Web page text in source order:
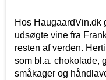
Hos HaugaardVin.dk
udsøgte vine fra
resten af verden.
som bl.a. chokolade,
småkager og